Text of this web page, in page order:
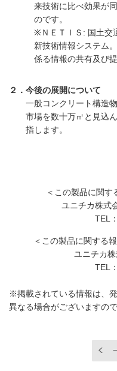
来技術に比べ効果が
のです。
※ＮＥＴＩＳ: 国土交
新技術情報システム
係る情報の共有及び
２．今後の展開について
一般コンクリート構造
市場を数十万㎡と見込
指します。
＜この製品に関す
ユニチカ株式
TEL
＜この製品に関する
ユニチカ
TEL
※掲載されている情報は、
異なる場合がございますの